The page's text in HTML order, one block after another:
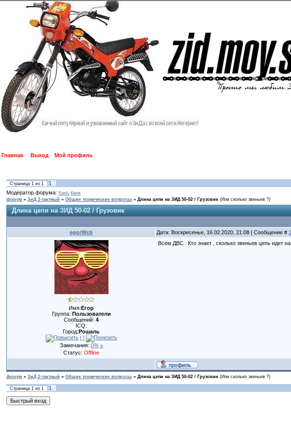
Главная Выход Мой профиль
Страница1 из1
1
Модератор форума:Xard ,Киря
форум » ЗиД 2-тактный » Общие технические вопросы » Длина цепи на ЗИД 50-02 / Грузовик (Или сколько звеньев ?)
Длина цепи на ЗИД 50-02 / Грузовик
egorWch Дата: Воскресенье, 16.02.2020, 21:08 | Сообщение # 1
Имя:Егор
Группа: Пользователи
Сообщений: 4
ICQ:
Город:Рошаль
[ ]
Замечания: 0% ±
Статус:Offline
Всем ДВС . Кто знает , сколько звеньев цепь идет
форум » ЗиД 2-тактный » Общие технические вопросы » Длина цепи на ЗИД 50-02 / Грузовик (Или сколько звеньев ?)
Страница1 из1
1